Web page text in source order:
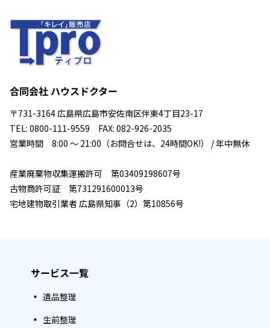
合同会社 ハウスドクター
〒731-3164 広島県広島市安佐南区伴東4丁目23-17
TEL: 0800-111-9559 FAX: 082-926-2035
営業時間 8:00 ～ 21:00（お問合せは、24時間OK!） / 年中無休
産業廃棄物収集運搬許可 第03409198607号
古物商許可証 第731291600013号
宅地建物取引業者 広島県知事（2）第10856号
サービス一覧
遺品整理
生前整理